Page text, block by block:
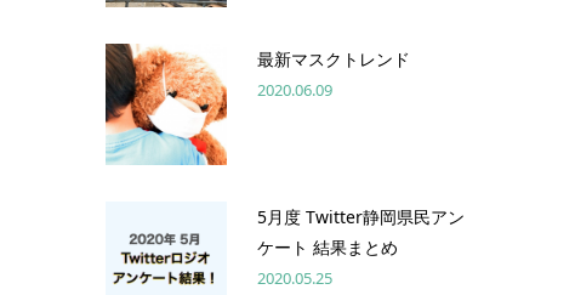
最新マスクトレンド
2020.06.09
5月度 Twitter静岡県民アン
ケート 結果まとめ
2020.05.25